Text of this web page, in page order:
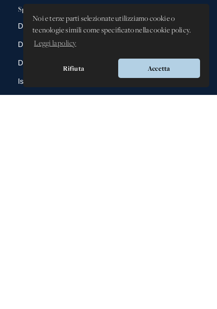
Noi e terze parti selezionate utilizziamo cookie o
tecnologie simili come specificato nella cookie policy.
Leggi la policy
Rifiuta Accetta
Spazio app
DBAnima
DBContest
DBDrive
Iscrizioni